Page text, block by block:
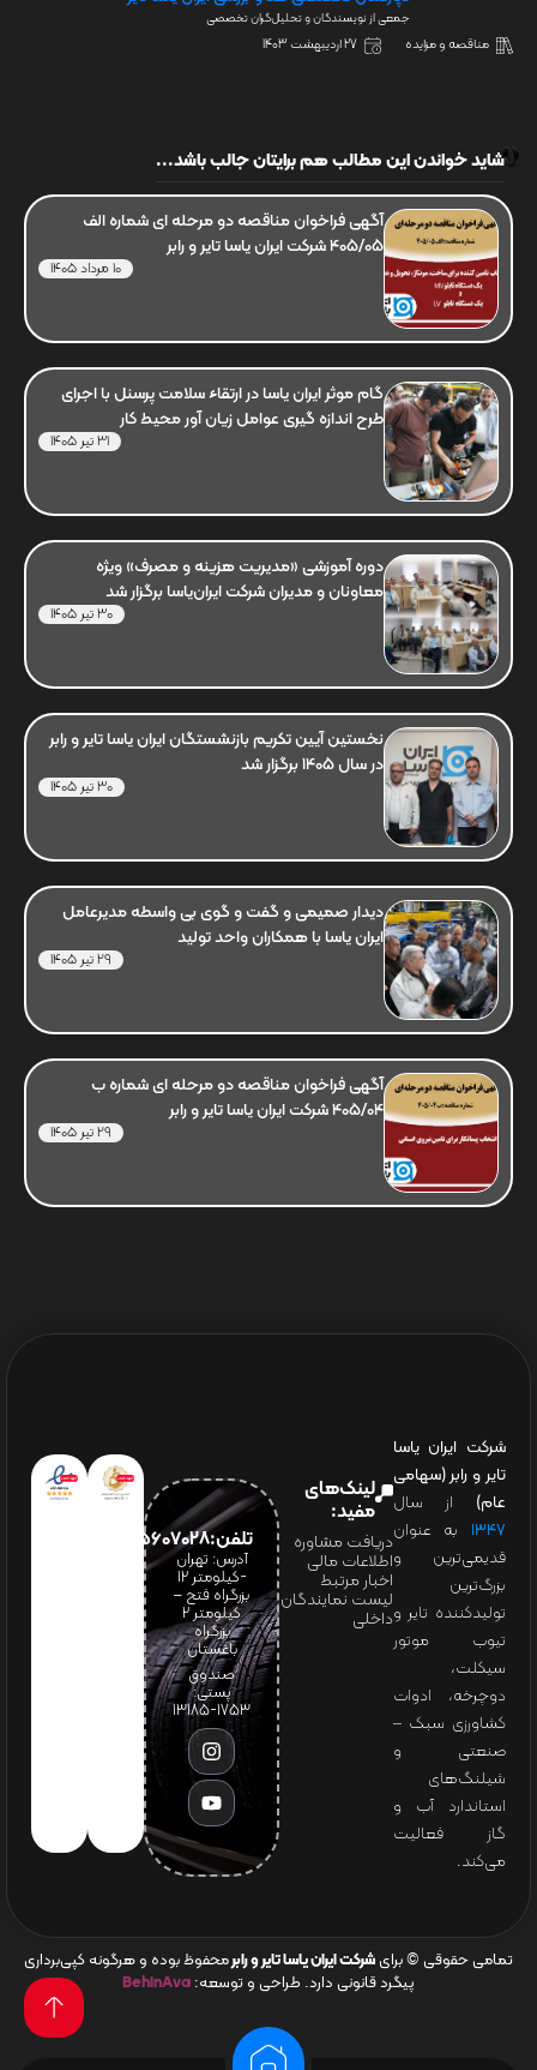
جمعی از نویسندگان و تحلیل‌گران تخصصی
مناقصه و مزایده 27 اردیبهشت 1403
شاید خواندن این مطالب هم برایتان جالب باشد...
آگهی فراخوان مناقصه دو مرحله ای شماره الف
405/05 شرکت ایران یاسا تایر و رابر
10 مرداد 1405
گام موثر ایران یاسا در ارتقاء سلامت پرسنل با اجرای
طرح اندازه گیری عوامل زیان آور محیط کار
31 تیر 1405
دوره آموزشی «مدیریت هزینه و مصرف» ویژه
معاونان و مدیران شرکت ایران‌یاسا برگزار شد
30 تیر 1405
نخستین آیین تکریم بازنشستگان ایران یاسا تایر و رابر
در سال 1405 برگزار شد
30 تیر 1405
دیدار صمیمی و گفت و گوی بی واسطه مدیرعامل
ایران یاسا با همکاران واحد تولید
29 تیر 1405
آگهی فراخوان مناقصه دو مرحله ای شماره ب
405/04 شرکت ایران یاسا تایر و رابر
29 تیر 1405
شرکت ایران یاسا
تایر و رابر (سهامی
عام) از سال
۱۳۴۷ به عنوان
قدیمی‌ترین و
بزرگ‌ترین
تولیدکننده تایر و
تیوب موتور
سیکلت،
دوچرخه، ادوات
کشاورزی سبک –
صنعتی و
شیلنگ‌های
استاندارد آب و
گاز فعالیت
می‌کند.
لینک‌های
مفید:
دریافت مشاوره
اطلاعات مالی
اخبار مرتبط
لیست نمایندگان
داخلی
تلفن:65607028(021)
آدرس: تهران
-کیلومتر 12
بزرگراه فتح –
کیلومتر ۲
بزرگراه
باغستان
صندوق
پستی:
1753-13185
تمامی حقوقی © برای شرکت ایران یاسا تایر و رابرمحفوظ بوده و هرگونه کپی‌برداری
پیگرد قانونی دارد. طراحی و توسعه: BehinAva